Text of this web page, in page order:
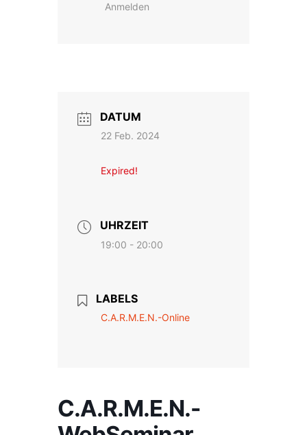
Anmelden
DATUM
22 Feb. 2024
Expired!
UHRZEIT
19:00 - 20:00
LABELS
C.A.R.M.E.N.-Online
C.A.R.M.E.N.-